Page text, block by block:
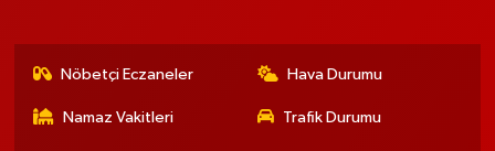
Nöbetçi Eczaneler Hava Durumu
Namaz Vakitleri Trafik Durumu